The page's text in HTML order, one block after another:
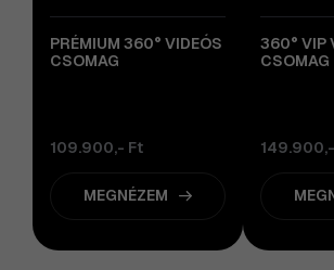
PRÉMIUM 360° VIDEÓS
CSOMAG
109.900,- Ft
MEGNÉZEM
360° VIP
CSOMAG